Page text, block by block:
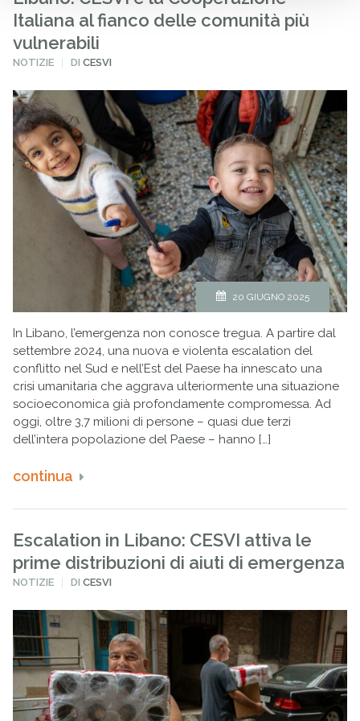
Italiana al fianco delle comunità più
vulnerabili
PUBBLICATO
NOTIZIE DICESVI
20 GIUGNO 2025
In Libano, l’emergenza non conosce tregua. A partire dal
settembre 2024, una nuova e violenta escalation del
conflitto nel Sud e nell’Est del Paese ha innescato una
crisi umanitaria che aggrava ulteriormente una situazione
socioeconomica già profondamente compromessa. Ad
oggi, oltre 3,7 milioni di persone – quasi due terzi
dell’intera popolazione del Paese – hanno […]
continua
Escalation in Libano: CESVI attiva le
prime distribuzioni di aiuti di emergenza
PUBBLICATO
NOTIZIE DICESVI